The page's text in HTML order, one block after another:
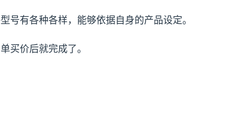
号有各种各样，能够依据自身的产品设定。
买价后就完成了。